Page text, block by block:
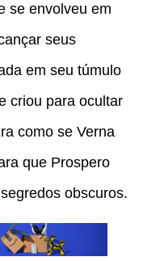
se envolveu em
seus
em seu túmulo
criou para ocultar
como se Verna
que Prospero
obscuros.